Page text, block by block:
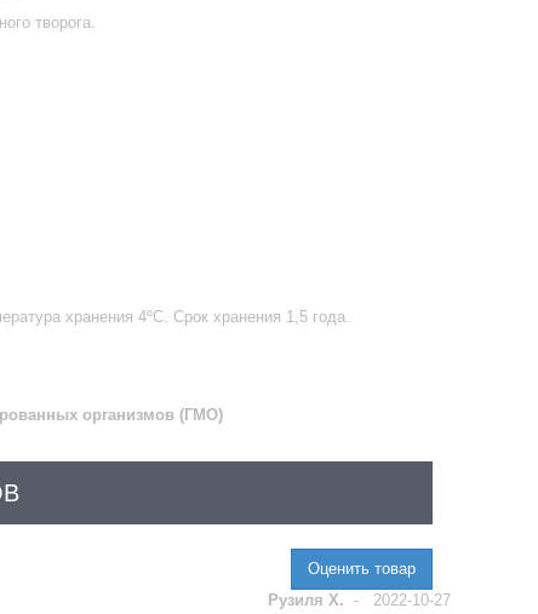
творога.
хранения 4ºС. Срок хранения 1,5 года.
организмов (ГМО)
Оценить товар
Рузиля Х. -
2022-10-27